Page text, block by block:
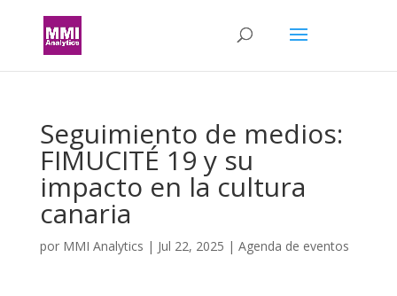
Seguimiento de medios:
FIMUCITÉ 19 y su
impacto en la cultura
canaria
por MMI Analytics | Jul 22, 2025 | Agenda de eventos